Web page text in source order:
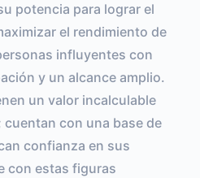
potencia para lograr el
el rendimiento de
influyentes con
y un alcance amplio.
un valor incalculable
con una base de
confianza en sus
con estas figuras